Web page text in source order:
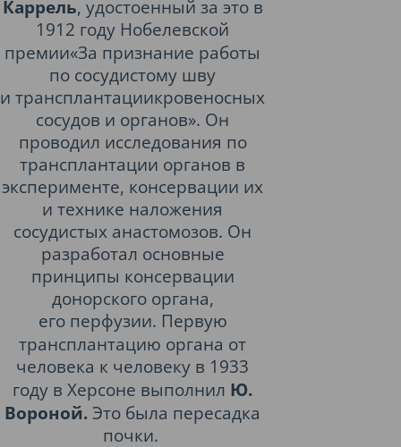
Каррель, удостоенный за это в
1912 году Нобелевской
премии«За признание работы
по сосудистому шву
и трансплантациикровеносных
сосудов и органов». Он
проводил исследования по
трансплантации органов в
эксперименте, консервации их
и технике наложения
сосудистых анастомозов. Он
разработал основные
принципы консервации
донорского органа,
его перфузии. Первую
трансплантацию органа от
человека к человеку в 1933
году в Херсоне выполнил Ю.
Вороной. Это была пересадка
почки.